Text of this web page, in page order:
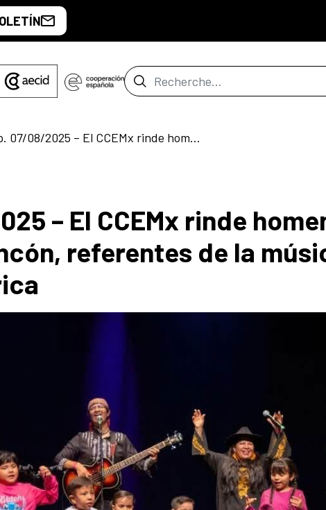
Barre de recherche
Ndp. 07/08/2025 – El CCEMx rinde homenaje a Los Hermanos Rincón, referentes de la música infantil en Iberoamérica
– El CCEMx rinde
referentes de la